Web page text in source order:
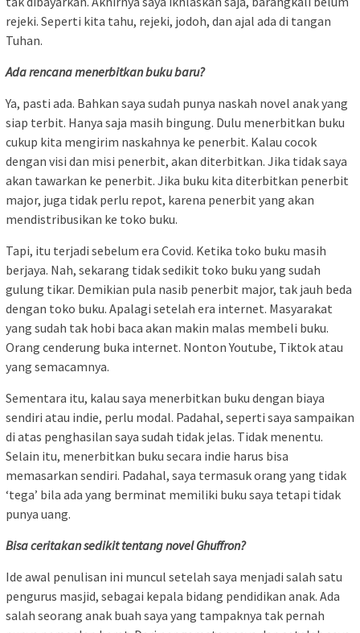
rejeki. Seperti kita tahu, rejeki, jodoh, dan ajal ada di tangan
Tuhan.
Ada rencana menerbitkan buku baru?
Ya, pasti ada. Bahkan saya sudah punya naskah novel anak yang
siap terbit. Hanya saja masih bingung. Dulu menerbitkan buku
cukup kita mengirim naskahnya ke penerbit. Kalau cocok
dengan visi dan misi penerbit, akan diterbitkan. Jika tidak saya
akan tawarkan ke penerbit. Jika buku kita diterbitkan penerbit
major, juga tidak perlu repot, karena penerbit yang akan
mendistribusikan ke toko buku.
Tapi, itu terjadi sebelum era Covid. Ketika toko buku masih
berjaya. Nah, sekarang tidak sedikit toko buku yang sudah
gulung tikar. Demikian pula nasib penerbit major, tak jauh beda
dengan toko buku. Apalagi setelah era internet. Masyarakat
yang sudah tak hobi baca akan makin malas membeli buku.
Orang cenderung buka internet. Nonton Youtube, Tiktok atau
yang semacamnya.
Sementara itu, kalau saya menerbitkan buku dengan biaya
sendiri atau indie, perlu modal. Padahal, seperti saya sampaikan
di atas penghasilan saya sudah tidak jelas. Tidak menentu.
Selain itu, menerbitkan buku secara indie harus bisa
memasarkan sendiri. Padahal, saya termasuk orang yang tidak
‘tega’ bila ada yang berminat memiliki buku saya tetapi tidak
punya uang.
Bisa ceritakan sedikit tentang novel Ghuffron?
Ide awal penulisan ini muncul setelah saya menjadi salah satu
pengurus masjid, sebagai kepala bidang pendidikan anak. Ada
salah seorang anak buah saya yang tampaknya tak pernah